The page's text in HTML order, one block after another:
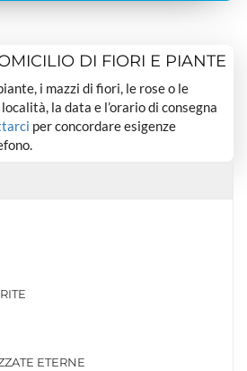
DI FIORI E PIANTE
i mazzi di fiori, le rose o le
la data e l’orario di consegna
per concordare esigenze
ETERNE